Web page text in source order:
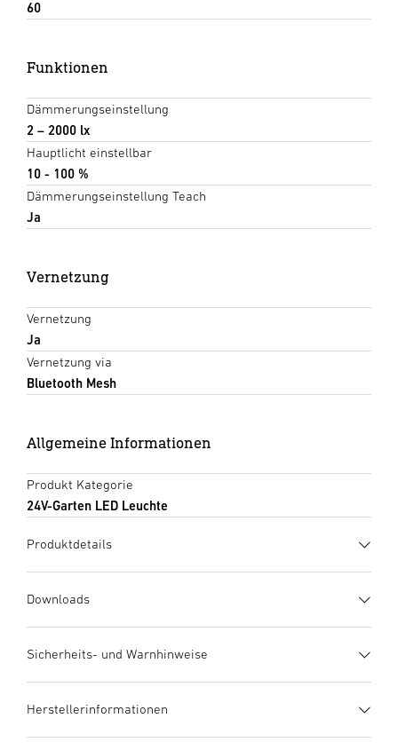
60
Funktionen
Dämmerungseinstellung
2 – 2000 lx
Hauptlicht einstellbar
10 - 100 %
Dämmerungseinstellung Teach
Ja
Vernetzung
Vernetzung
Ja
Vernetzung via
Bluetooth Mesh
Allgemeine Informationen
Produkt Kategorie
24V-Garten LED Leuchte
Produktdetails
Downloads
Download starten
Datenblatt (PDF, 1064 KB)
Download starten
Sicherheits- und Warnhinweise
Bitte sorgfältig lesen! Urheberrechtlich geschützt.
Nachdruck, auch auszugsweise, nur mit unserer
Herstellerinformationen